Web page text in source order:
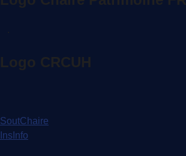
Logo CRCUH
SoutChaire
InsInfo